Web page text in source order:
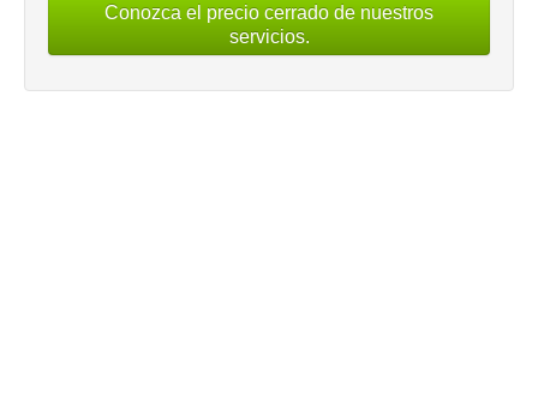
Conozca el precio cerrado de nuestros
servicios.